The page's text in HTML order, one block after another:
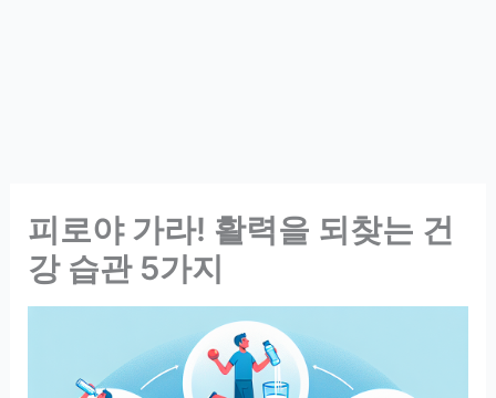
피로야 가라! 활력을 되찾는 건
강 습관 5가지